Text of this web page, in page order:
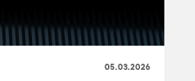
05.03.2026